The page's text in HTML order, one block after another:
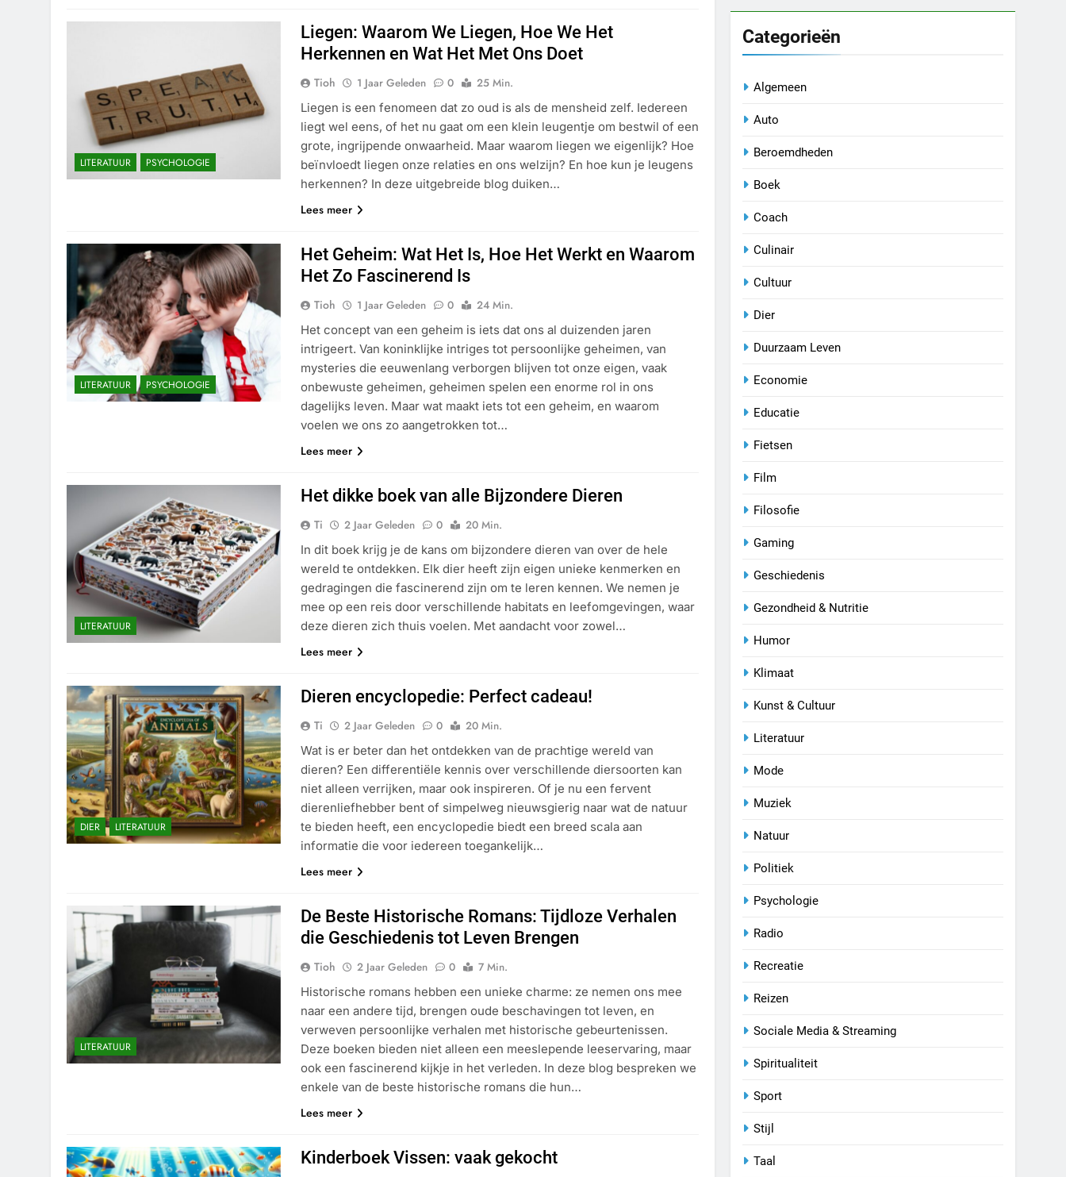
LITERATUUR PSYCHOLOGIE
Liegen: Waarom We Liegen, Hoe We Het
Herkennen en Wat Het Met Ons Doet
Tioh 1 Jaar Geleden 0
25 Min.
Liegen is een fenomeen dat zo oud is als de mensheid zelf. Iedereen
liegt wel eens, of het nu gaat om een klein leugentje om bestwil of een
grote, ingrijpende onwaarheid. Maar waarom liegen we eigenlijk? Hoe
beïnvloedt liegen onze relaties en ons welzijn? En hoe kun je leugens
herkennen? In deze uitgebreide blog duiken…
Lees meer
LITERATUUR PSYCHOLOGIE
Het Geheim: Wat Het Is, Hoe Het Werkt en Waarom
Het Zo Fascinerend Is
Tioh 1 Jaar Geleden 0
24 Min.
Het concept van een geheim is iets dat ons al duizenden jaren
intrigeert. Van koninklijke intriges tot persoonlijke geheimen, van
mysteries die eeuwenlang verborgen blijven tot onze eigen, vaak
onbewuste geheimen, geheimen spelen een enorme rol in ons
dagelijks leven. Maar wat maakt iets tot een geheim, en waarom
voelen we ons zo aangetrokken tot…
Lees meer
LITERATUUR
Het dikke boek van alle Bijzondere Dieren
Ti 2 Jaar Geleden 0
20 Min.
In dit boek krijg je de kans om bijzondere dieren van over de hele
wereld te ontdekken. Elk dier heeft zijn eigen unieke kenmerken en
gedragingen die fascinerend zijn om te leren kennen. We nemen je
mee op een reis door verschillende habitats en leefomgevingen, waar
deze dieren zich thuis voelen. Met aandacht voor zowel…
Lees meer
DIER LITERATUUR
Dieren encyclopedie: Perfect cadeau!
Ti 2 Jaar Geleden 0
20 Min.
Wat is er beter dan het ontdekken van de prachtige wereld van
dieren? Een differentiële kennis over verschillende diersoorten kan
niet alleen verrijken, maar ook inspireren. Of je nu een fervent
dierenliefhebber bent of simpelweg nieuwsgierig naar wat de natuur
te bieden heeft, een encyclopedie biedt een breed scala aan
informatie die voor iedereen toegankelijk…
Lees meer
LITERATUUR
De Beste Historische Romans: Tijdloze Verhalen
die Geschiedenis tot Leven Brengen
Tioh 2 Jaar Geleden 0
7 Min.
Historische romans hebben een unieke charme: ze nemen ons mee
naar een andere tijd, brengen oude beschavingen tot leven, en
verweven persoonlijke verhalen met historische gebeurtenissen.
Deze boeken bieden niet alleen een meeslepende leeservaring, maar
ook een fascinerend kijkje in het verleden. In deze blog bespreken we
enkele van de beste historische romans die hun…
Lees meer
Kinderboek Vissen: vaak gekocht
Categorieën
Algemeen
Auto
Beroemdheden
Boek
Coach
Culinair
Cultuur
Dier
Duurzaam Leven
Economie
Educatie
Fietsen
Film
Filosofie
Gaming
Geschiedenis
Gezondheid & Nutritie
Humor
Klimaat
Kunst & Cultuur
Literatuur
Mode
Muziek
Natuur
Politiek
Psychologie
Radio
Recreatie
Reizen
Sociale Media & Streaming
Spiritualiteit
Sport
Stijl
Taal